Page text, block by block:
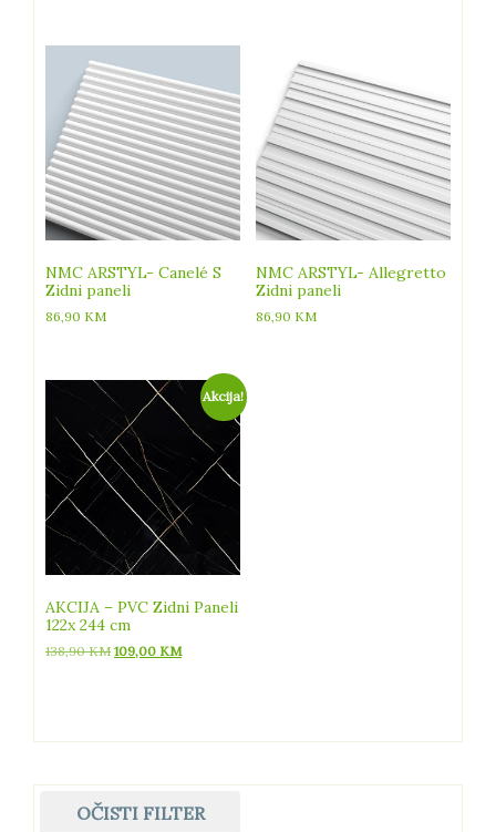
NMC ARSTYL- Canelé S
Zidni paneli
86,90 KM
NMC ARSTYL- Allegretto
Zidni paneli
86,90 KM
Akcija!
AKCIJA – PVC Zidni Paneli
122x 244 cm
138,90KM Izvorna
109,00 KMTrenutna
OČISTI FILTER